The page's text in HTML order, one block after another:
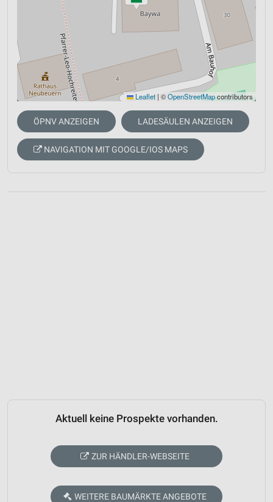
Leaflet | ©OpenStreetMapcontributors
ÖPNV ANZEIGEN LADESÄULEN ANZEIGEN
NAVIGATION MIT GOOGLE/IOS MAPS
Aktuell keine Prospekte vorhanden.
ZUR HÄNDLER-WEBSEITE
WEITERE BAUMÄRKTE ANGEBOTE